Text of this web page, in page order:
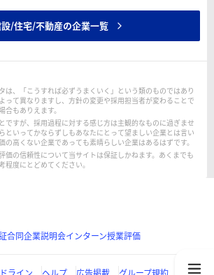
/住宅/不動産の企業一覧
は、「こうすれば必ずうまくいく」という類のものではあり
って異なりますし、方針の変更や採用担当者が変わることで
もありえます。
ですが、採用過程に対する感じ方は主観的なものに過ぎませ
といってかならずしもあなたにとって望ましい企業とは言い
の高くない企業であっても素晴らしい企業はあるはずです。
価の信頼性について当サイトは保証しかねます。あくまでも
程度にとどめてください。
合同企業説明会インターン授業評価